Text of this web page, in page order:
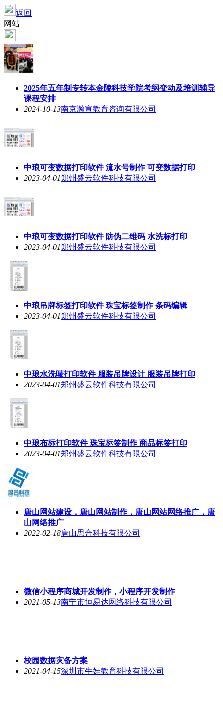
返回
网站
2025年五年制专转本金陵科技学院考纲变动及培训辅导
课程安排
2024-10-13南京瀚宣教育咨询有限公司
中琅可变数据打印软件 流水号制作 可变数据打印
2023-04-01郑州盛云软件科技有限公司
中琅可变数据打印软件 防伪二维码 水洗标打印
2023-04-01郑州盛云软件科技有限公司
中琅吊牌标签打印软件 珠宝标签制作 条码编辑
2023-04-01郑州盛云软件科技有限公司
中琅水洗唛打印软件 服装吊牌设计 服装吊牌打印
2023-04-01郑州盛云软件科技有限公司
中琅布标打印软件 珠宝标签制作 商品标签打印
2023-04-01郑州盛云软件科技有限公司
唐山网站建设，唐山网站制作，唐山网站网络推广，唐
山网络推广
2022-02-18唐山思合科技有限公司
微信小程序商城开发制作，小程序开发制作
2021-05-13南宁市恒易达网络科技有限公司
校园数据灾备方案
2021-04-15深圳市牛娃教育科技有限公司